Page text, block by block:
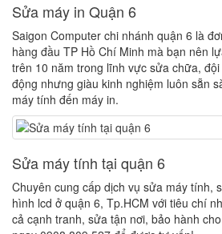
Sửa máy in Quận 6
Saigon Computer chi nhánh quận 6 là
hàng đầu TP Hồ Chí Minh mà bạn nên
trên 10 năm trong lĩnh vực sửa chữa,
động nhưng giàu kinh nghiệm luôn sẵn
máy tính đến máy in.
Sửa máy tính tại quận 6
Chuyên cung cấp dịch vụ sửa máy tính,
hình lcd ở quận 6, Tp.HCM với tiêu chí
cả cạnh tranh, sửa tận nơi, bảo hành